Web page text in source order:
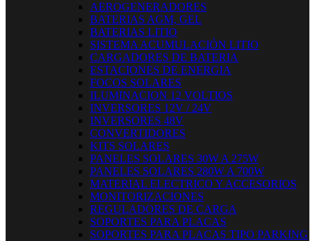
AEROGENERADORES
BATERIAS AGM, GEL
BATERIAS LITIO
SISTEMA ACUMULACIÓN LITIO
CARGADORES DE BATERIA
ESTACIONES DE ENERGIA
FOCOS SOLARES
ILUMINACION 12 VOLTIOS
INVERSORES 12V / 24V
INVERSORES 48V
CONVERTIDORES
KITS SOLARES
PANELES SOLARES 30W A 275W
PANELES SOLARES 280W A 700W
MATERIAL ELECTRICO Y ACCESORIOS
MONITORIZACIONES
REGULADORES DE CARGA
SOPORTES PARA PLACAS
SOPORTES PARA PLACAS TIPO PARKING